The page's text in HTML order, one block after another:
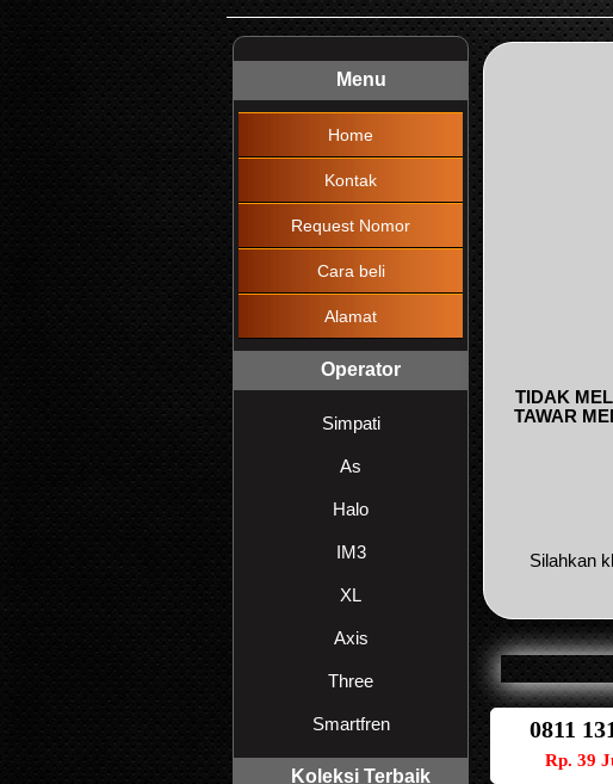
Menu
Home
Kontak
Request Nomor
Cara beli
Alamat
Operator
Simpati
As
Halo
IM3
XL
Axis
Three
Smartfren
Koleksi Terbaik
TIDAK
TAWAR
Silahkan
0811
Rp. 39